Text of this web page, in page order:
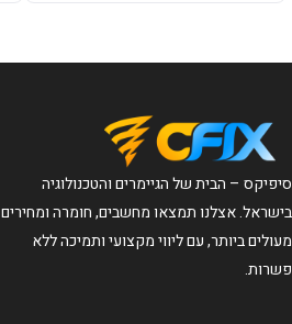
סיפיקס – הבית של הגיימרים והטכנולוגיה
בישראל. אצלנו תמצאו מחשבים, חומרה ומחירים
מעולים ביותר, עם ליווי מקצועי ותמיכה ללא
פשרות.